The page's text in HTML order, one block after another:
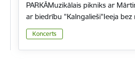
PARKĀMuzikālais pikniks ar
ar biedrību "Kalngalieši"Ieeja bez
Koncerts